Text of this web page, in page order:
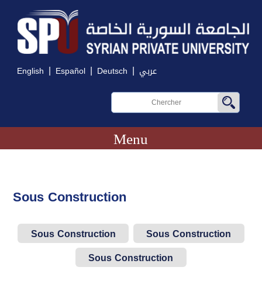
English | Español | Deutsch | عربي
Menu
Sous Construction
Sous Construction
Sous Construction
Sous Construction